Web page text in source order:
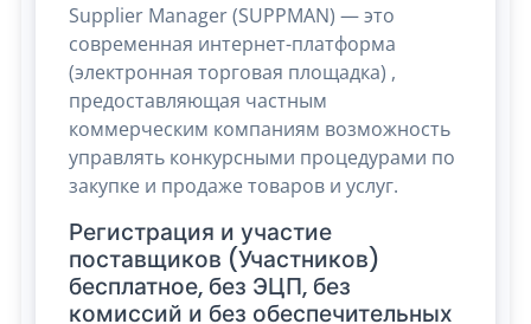
Supplier Manager (SUPPMAN) — это
современная интернет-платформа
(электронная торговая площадка) ,
предоставляющая частным
коммерческим компаниям возможность
управлять конкурсными процедурами по
закупке и продаже товаров и услуг.
Регистрация и участие
поставщиков (Участников)
бесплатное, без ЭЦП, без
комиссий и без обеспечительных